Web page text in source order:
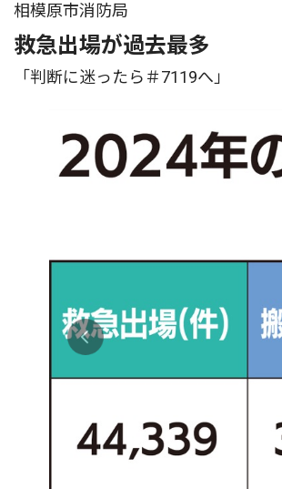
相模原市消防局
救急出場が過去最多
「判断に迷ったら＃7119へ」